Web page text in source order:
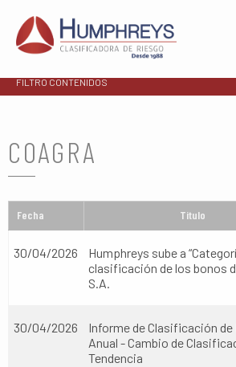
FILTRO CONTENIDOS
COAGRA
Fecha Titulo
30/04/2026
Humphreys sube a
clasificación de los bonos
S.A.
30/04/2026
Informe de Clasificación de
Anual - Cambio de
Tendencia